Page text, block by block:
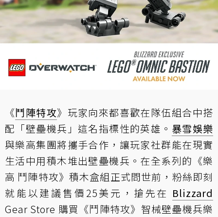
《鬥陣特攻》玩家向來都喜歡在隊伍組合中搭
配「壁壘機兵」這名指標性的英雄。 暴雪娛樂
與樂高集團將攜手合作，讓玩家社群能在現實
生活中用積木堆出壁壘機兵。在全系列的《樂
高 鬥陣特攻》積木盒組正式問世前，粉絲即刻
就能以建議售價25美元，搶先在 Blizzard
Gear Store 購買《鬥陣特攻》智械壁壘機兵樂